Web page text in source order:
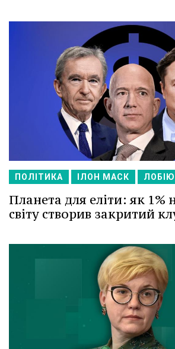
ПОЛІТИКА ІЛОН МАСК
Планета для еліти: як 1%
світу створив закритий